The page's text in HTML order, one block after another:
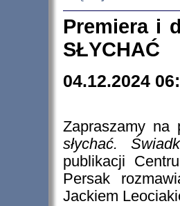
Premiera i
SŁYCHAĆ
04.12.2024
Zapraszamy
słychać.
publikacji
Persak
Jackiem